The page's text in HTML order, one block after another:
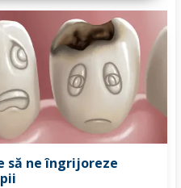
să ne îngrijoreze